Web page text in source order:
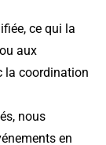
ce qui la
aux
la coordination
nous
en